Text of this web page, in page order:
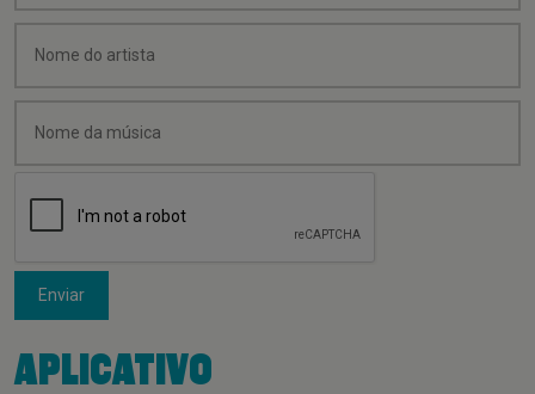
Enviar
APLICATIVO